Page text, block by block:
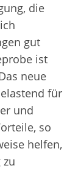
die
gut
ist
neue
für
und
so
helfen,